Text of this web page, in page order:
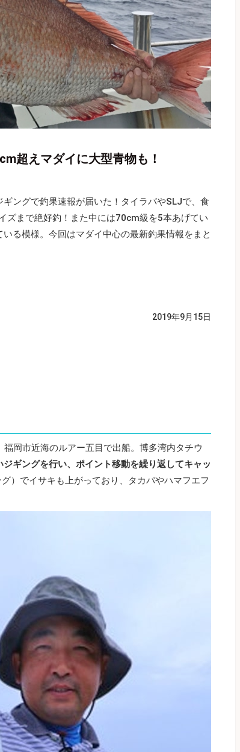
超えマダイに大型青物も！
ングで釣果速報が届いた！タイラバやSLJで、食
ズまで絶好釣！また中には70cm級を5本あげてい
る模様。今回はマダイ中心の最新釣果情報をまと
2019年9月15日
福岡市近海のルアー五目で出船。博多湾内タチウ
ジギングを行い、ポイント移動を繰り返してキャッ
）でイサキも上がっており、タカバやハマフエフ